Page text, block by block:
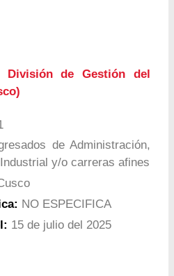
División de Gestión del
de Administración,
y/o carreras afines
NO ESPECIFICA
15 de julio del 2025